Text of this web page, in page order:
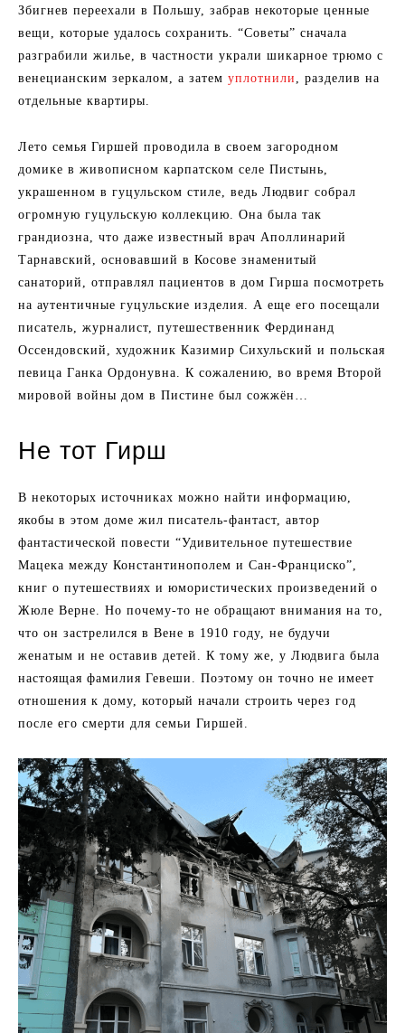
Збигнев переехали в Польшу, забрав некоторые ценные
вещи, которые удалось сохранить. “Советы” сначала
разграбили жилье, в частности украли шикарное трюмо с
венецианским зеркалом, а затем уплотнили , разделив на
отдельные квартиры.
Лето семья Гиршей проводила в своем загородном
домике в живописном карпатском селе Пистынь,
украшенном в гуцульском стиле, ведь Людвиг собрал
огромную гуцульскую коллекцию. Она была так
грандиозна, что даже известный врач Аполлинарий
Тарнавский, основавший в Косове знаменитый
санаторий, отправлял пациентов в дом Гирша посмотреть
на аутентичные гуцульские изделия. А еще его посещали
писатель, журналист, путешественник Фердинанд
Оссендовский, художник Казимир Сихульский и польская
певица Ганка Ордонувна. К сожалению, во время Второй
мировой войны дом в Пистине был сожжён…
Не тот Гирш
В некоторых источниках можно найти информацию,
якобы в этом доме жил писатель-фантаст, автор
фантастической повести “Удивительное путешествие
Мацека между Константинополем и Сан-Франциско”,
книг о путешествиях и юмористических произведений о
Жюле Верне. Но почему-то не обращают внимания на то,
что он застрелился в Вене в 1910 году, не будучи
женатым и не оставив детей. К тому же, у Людвига была
настоящая фамилия Гевеши. Поэтому он точно не имеет
отношения к дому, который начали строить через год
после его смерти для семьи Гиршей.